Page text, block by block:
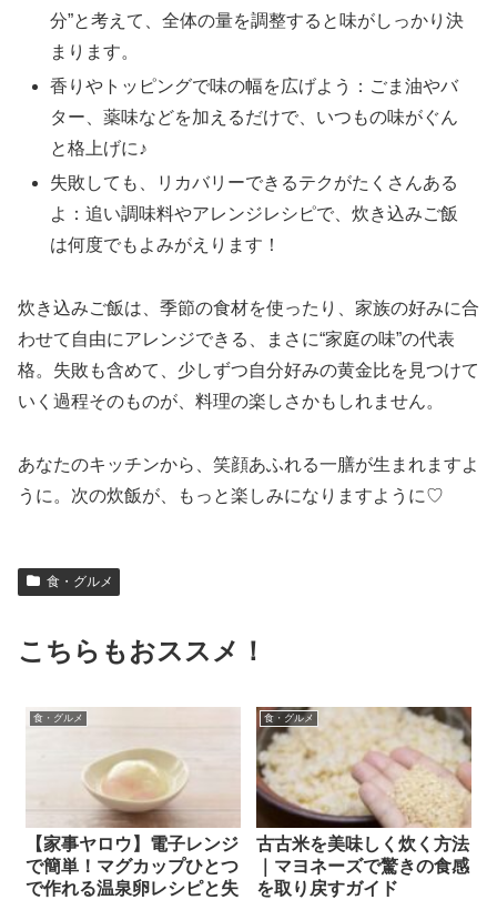
分”と考えて、全体の量を調整すると味がしっかり決
まります。
香りやトッピングで味の幅を広げよう：ごま油やバ
ター、薬味などを加えるだけで、いつもの味がぐん
と格上げに♪
失敗しても、リカバリーできるテクがたくさんある
よ：追い調味料やアレンジレシピで、炊き込みご飯
は何度でもよみがえります！
炊き込みご飯は、季節の食材を使ったり、家族の好みに合
わせて自由にアレンジできる、まさに“家庭の味”の代表
格。失敗も含めて、少しずつ自分好みの黄金比を見つけて
いく過程そのものが、料理の楽しさかもしれません。
あなたのキッチンから、笑顔あふれる一膳が生まれますよ
うに。次の炊飯が、もっと楽しみになりますように♡
食・グルメ
こちらもおススメ！
食・グルメ
【家事ヤロウ】電子レンジ
で簡単！マグカップひとつ
で作れる温泉卵レシピと失
食・グルメ
古古米を美味しく炊く方法
｜マヨネーズで驚きの食感
を取り戻すガイド